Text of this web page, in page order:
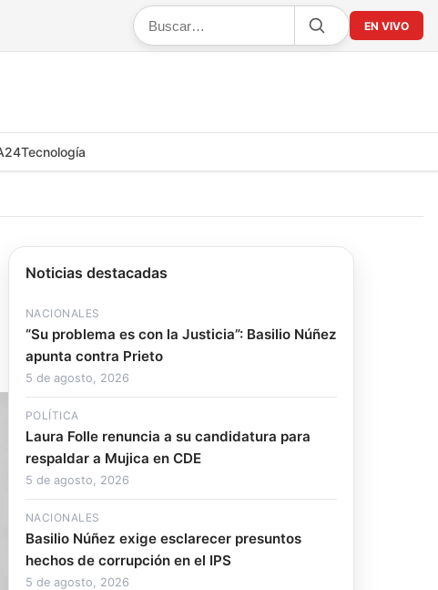
EN VIVO
Tecnología
Noticias destacadas
NACIONALES
“Su problema es con la Justicia”: Basilio Núñez
apunta contra Prieto
5 de agosto, 2026
POLÍTICA
Laura Folle renuncia a su candidatura para
respaldar a Mujica en CDE
5 de agosto, 2026
NACIONALES
Basilio Núñez exige esclarecer presuntos
hechos de corrupción en el IPS
5 de agosto, 2026